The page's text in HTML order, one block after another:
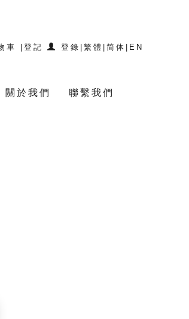
關於我們 聯繫我們
車 |登記 登錄 |繁體 |简体 EN